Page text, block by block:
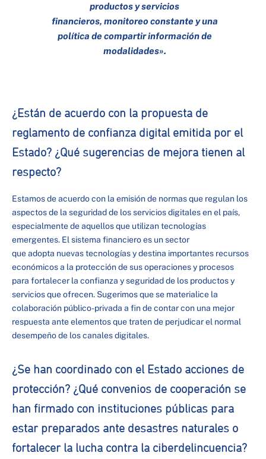
productos y servicios
financieros, monitoreo constante y una
política de compartir información de
modalidades».
¿Están de acuerdo con la propuesta de
reglamento de confianza digital emitida por el
Estado? ¿Qué sugerencias de mejora tienen al
respecto?
Estamos de acuerdo con la emisión de normas que regulan los
aspectos de la seguridad de los servicios digitales en el país,
especialmente de aquellos que utilizan tecnologías
emergentes. El sistema financiero es un sector
que adopta nuevas tecnologías y destina importantes recursos
económicos a la protección de sus operaciones y procesos
para fortalecer la confianza y seguridad de los productos y
servicios que ofrecen. Sugerimos que se materialice la
colaboración público-privada a fin de contar con una mejor
respuesta ante elementos que traten de perjudicar el normal
desempeño de los canales digitales.
¿Se han coordinado con el Estado acciones de
protección? ¿Qué convenios de cooperación se
han firmado con instituciones públicas para
estar preparados ante desastres naturales o
fortalecer la lucha contra la ciberdelincuencia?